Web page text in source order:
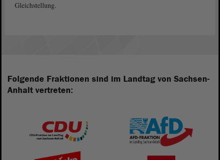
Gleichstellung.
Folgende Fraktionen sind im Landtag von Sachsen-
Anhalt vertreten: